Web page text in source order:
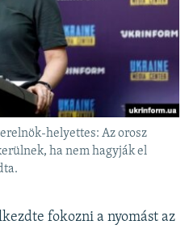
helyettes: Az orosz
ha nem hagyják el
fokozni a nyomást az